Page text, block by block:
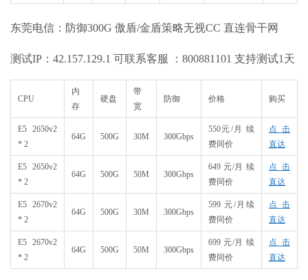
东莞电信：防御300G 傲盾/金盾策略无视CC 直连骨干网
测试IP：42.157.129.1 可联系客服 ：800881101 支持测试1天
CPU
内
存
硬盘
带
宽
防御 价格 购买
E5 2650v2
* 2
64G 500G 30M 300Gbps
550元/月 续
费同价
点击
直达
E5 2650v2
* 2
64G 500G 50M 300Gbps
649 元/月 续
费同价
点击
直达
E5 2670v2
* 2
64G 500G 30M 300Gbps
599 元/月续
费同价
点击
直达
E5 2670v2
* 2
64G 500G 50M 300Gbps
699 元/月 续
费同价
点击
直达